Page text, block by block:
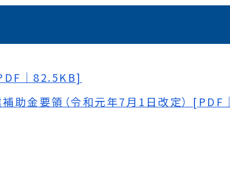
｜82.5KB]
助金要領（令和元年7月1日改定） [PDF｜